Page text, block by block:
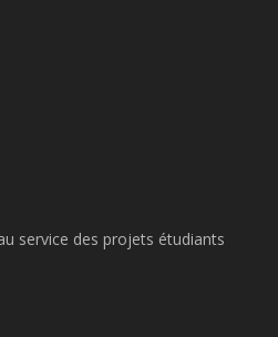
service des projets étudiants